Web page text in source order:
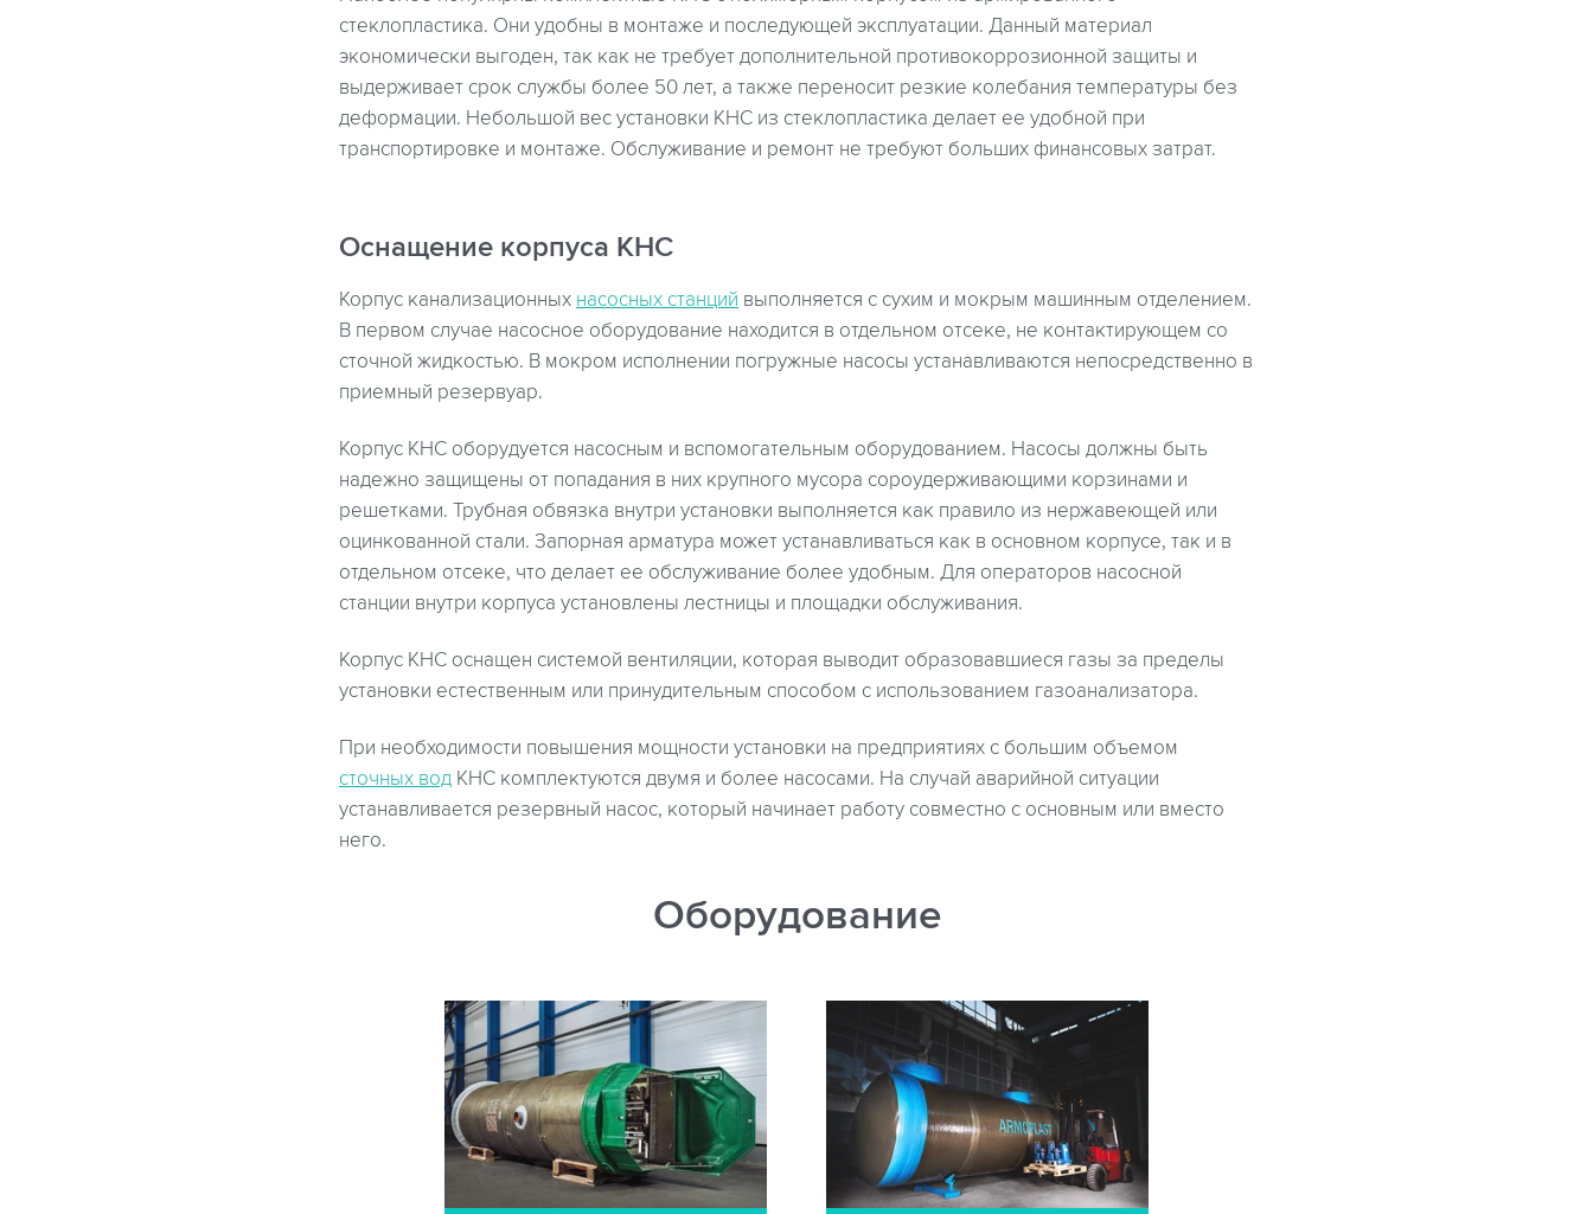
стеклопластика. Они удобны в монтаже и последующей эксплуатации. Данный материал
экономически выгоден, так как не требует дополнительной противокоррозионной защиты и
выдерживает срок службы более 50 лет, а также переносит резкие колебания температуры без
деформации. Небольшой вес установки КНС из стеклопластика делает ее удобной при
транспортировке и монтаже. Обслуживание и ремонт не требуют больших финансовых затрат.
Оснащение корпуса КНС
Корпус канализационных насосных станций выполняется с сухим и мокрым машинным отделением.
В первом случае насосное оборудование находится в отдельном отсеке, не контактирующем со
сточной жидкостью. В мокром исполнении погружные насосы устанавливаются непосредственно в
приемный резервуар.
Корпус КНС оборудуется насосным и вспомогательным оборудованием. Насосы должны быть
надежно защищены от попадания в них крупного мусора сороудерживающими корзинами и
решетками. Трубная обвязка внутри установки выполняется как правило из нержавеющей или
оцинкованной стали. Запорная арматура может устанавливаться как в основном корпусе, так и в
отдельном отсеке, что делает ее обслуживание более удобным. Для операторов насосной
станции внутри корпуса установлены лестницы и площадки обслуживания.
Корпус КНС оснащен системой вентиляции, которая выводит образовавшиеся газы за пределы
установки естественным или принудительным способом с использованием газоанализатора.
При необходимости повышения мощности установки на предприятиях с большим объемом
сточных вод КНС комплектуются двумя и более насосами. На случай аварийной ситуации
устанавливается резервный насос, который начинает работу совместно с основным или вместо
него.
Оборудование